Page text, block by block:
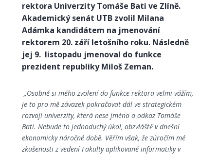
rektora Univerzity Tomáše Bati ve Zlíně.
Akademický senát UTB zvolil Milana
Adámka kandidátem na jmenování
rektorem 20. září letošního roku. Následně
jej 9. listopadu jmenoval do funkce
prezident republiky Miloš Zeman.
„Osobně si mého zvolení do funkce rektora velmi vážím,
je to pro mě závazek pokračovat dál ve strategickém
rozvoji univerzity, která nese jméno a odkaz Tomáše
Bati. Nebude to jednoduchý úkol, obzvláště v dnešní
ekonomicky náročné době. Věřím však, že zúročím mé
zkušenosti z vedení Fakulty aplikované informatiky v